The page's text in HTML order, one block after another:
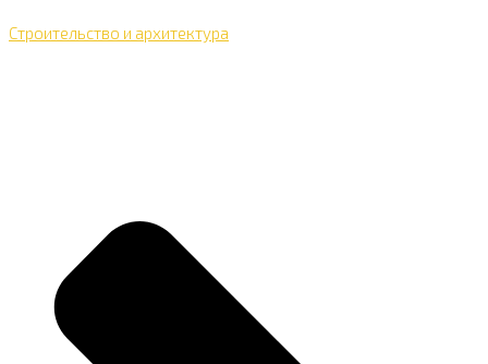
Строительство и архитектура